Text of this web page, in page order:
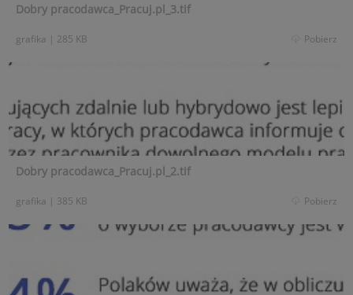
Dobry pracodawca_Pracuj.pl_3.tif
grafika | 285 KB Pobierz
Dobry pracodawca_Pracuj.pl_2.tif
grafika | 385 KB Pobierz